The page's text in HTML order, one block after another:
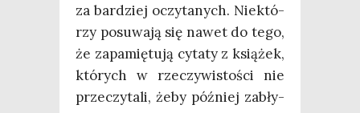
za bar­dziej oczy­ta­nych. Nie­któ­
rzy posu­wa­ją się nawet do tego,
że zapa­mię­tu­ją cyta­ty z ksią­żek,
któ­rych w rze­czy­wi­sto­ści nie
prze­czy­ta­li, żeby póź­niej zabły­